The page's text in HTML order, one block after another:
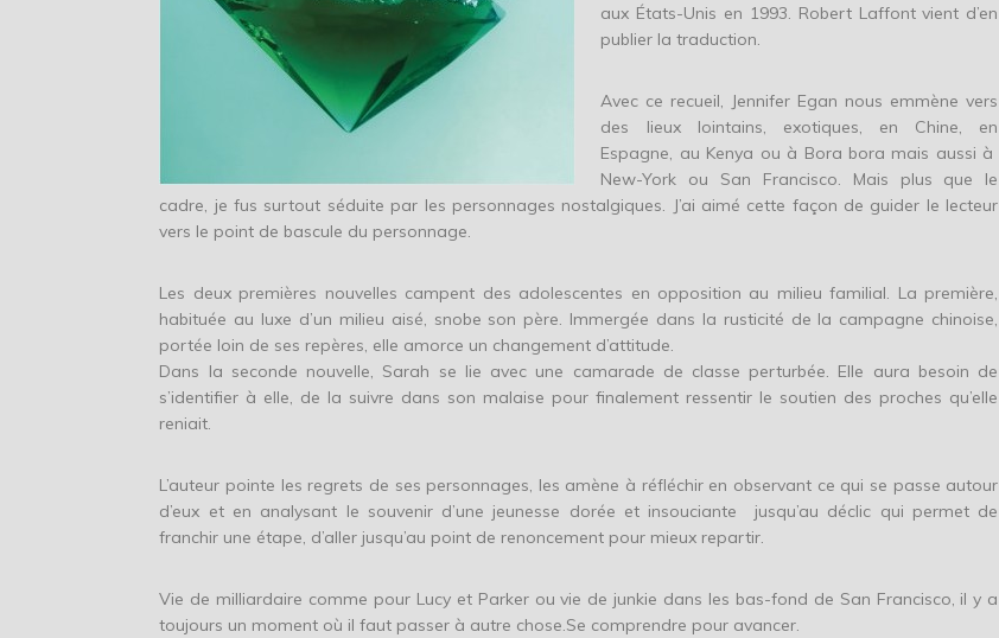
aux États-Unis en 1993. Robert Laffont vient d’en
publier la traduction.
Avec ce recueil, Jennifer Egan nous emmène vers
des lieux lointains, exotiques, en Chine, en
Espagne, au Kenya ou à Bora bora mais aussi à
New-York ou San Francisco. Mais plus que le
cadre, je fus surtout séduite par les personnages nostalgiques. J’ai aimé cette façon de guider le lecteur
vers le point de bascule du personnage.
Les deux premières nouvelles campent des adolescentes en opposition au milieu familial. La première,
habituée au luxe d’un milieu aisé, snobe son père. Immergée dans la rusticité de la campagne chinoise,
portée loin de ses repères, elle amorce un changement d’attitude.
Dans la seconde nouvelle, Sarah se lie avec une camarade de classe perturbée. Elle aura besoin de
s’identifier à elle, de la suivre dans son malaise pour finalement ressentir le soutien des proches qu’elle
reniait.
L’auteur pointe les regrets de ses personnages, les amène à réfléchir en observant ce qui se passe autour
d’eux et en analysant le souvenir d’une jeunesse dorée et insouciante jusqu’au déclic qui permet de
franchir une étape, d’aller jusqu’au point de renoncement pour mieux repartir.
Vie de milliardaire comme pour Lucy et Parker ou vie de junkie dans les bas-fond de San Francisco, il y a
toujours un moment où il faut passer à autre chose.Se comprendre pour avancer.